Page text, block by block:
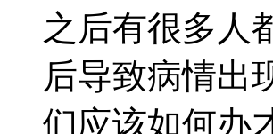
之后有很多人
后导致病情出
们应该如何办